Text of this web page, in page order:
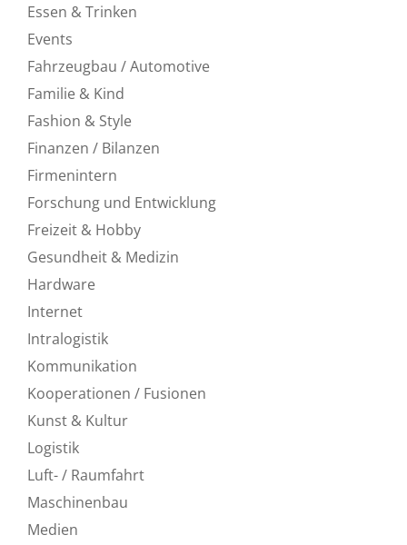
Essen & Trinken
Events
Fahrzeugbau / Automotive
Familie & Kind
Fashion & Style
Finanzen / Bilanzen
Firmenintern
Forschung und Entwicklung
Freizeit & Hobby
Gesundheit & Medizin
Hardware
Internet
Intralogistik
Kommunikation
Kooperationen / Fusionen
Kunst & Kultur
Logistik
Luft- / Raumfahrt
Maschinenbau
Medien